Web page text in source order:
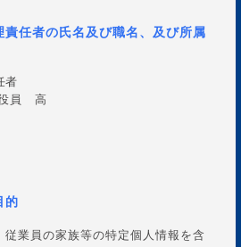
任者の氏名及び職名、及び所属
者
員 高
的
従業員の家族等の特定個人情報を含